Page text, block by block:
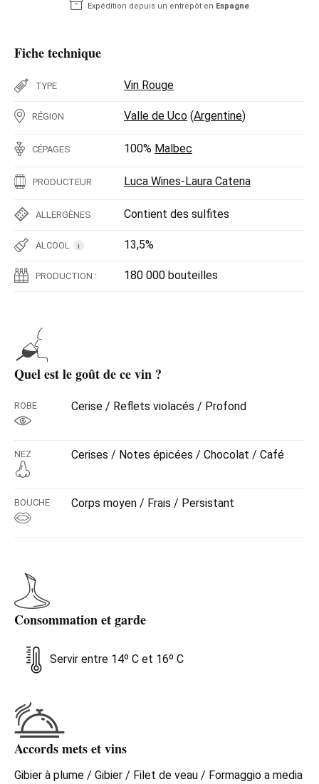
Expédition depuis un entrepôt en Espagne
Fiche technique
TYPE Vin Rouge
RÉGION Valle de Uco (Argentine)
CÉPAGES 100% Malbec
PRODUCTEUR Luca Wines-Laura Catena
ALLERGÈNES Contient des sulfites
ALCOOL i 13,5%
PRODUCTION : 180 000 bouteilles
Quel est le goût de ce vin ?
ROBE Cerise / Reflets violacés / Profond
NEZ Cerises / Notes épicées / Chocolat / Café
BOUCHE Corps moyen / Frais / Persistant
Consommation et garde
Servir entre 14º C et 16º C
Accords mets et vins
Gibier à plume / Gibier / Filet de veau / Formaggio a media